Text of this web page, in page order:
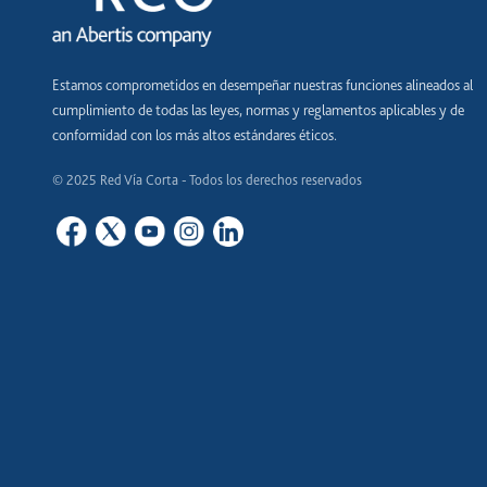
Estamos comprometidos en desempeñar nuestras funciones alineados al
cumplimiento de todas las leyes, normas y reglamentos aplicables y de
conformidad con los más altos estándares éticos.
© 2025 Red Vía Corta - Todos los derechos reservados